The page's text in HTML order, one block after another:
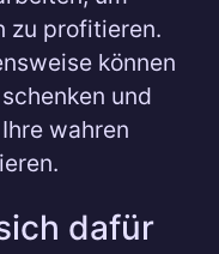
zu profitieren.
können
und
wahren
dafür